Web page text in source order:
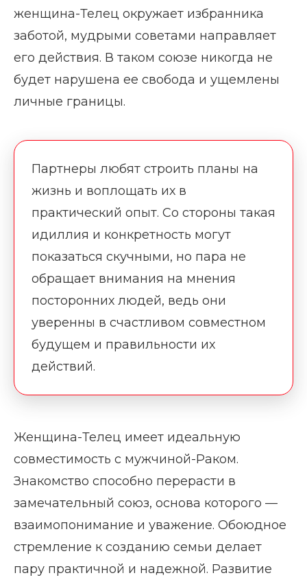
женщина-Телец окружает избранника
заботой, мудрыми советами направляет
его действия. В таком союзе никогда не
будет нарушена ее свобода и ущемлены
личные границы.
Партнеры любят строить планы на
жизнь и воплощать их в
практический опыт. Со стороны такая
идиллия и конкретность могут
показаться скучными, но пара не
обращает внимания на мнения
посторонних людей, ведь они
уверенны в счастливом совместном
будущем и правильности их
действий.
Женщина-Телец имеет идеальную
совместимость с мужчиной-Раком.
Знакомство способно перерасти в
замечательный союз, основа которого —
взаимопонимание и уважение. Обоюдное
стремление к созданию семьи делает
пару практичной и надежной. Развитие